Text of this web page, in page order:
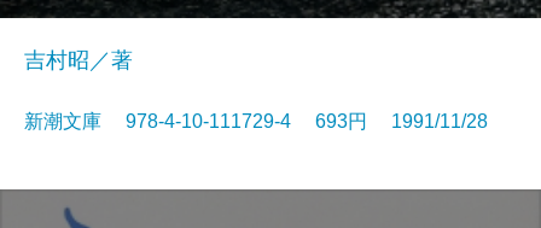
吉村昭／著
新潮文庫 978-4-10-111729-4 693円 1991/11/28